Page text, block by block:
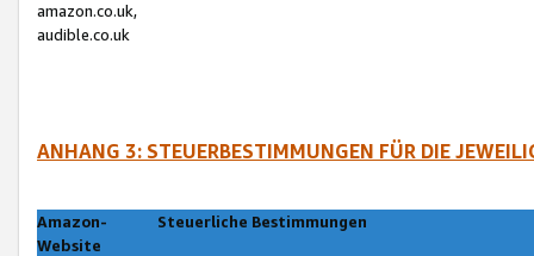
amazon.co.uk,
audible.co.uk
ANHANG 3: STEUERBESTIMMUNGEN FÜR DIE
Amazon-
Website
Steuerliche Bestimmungen